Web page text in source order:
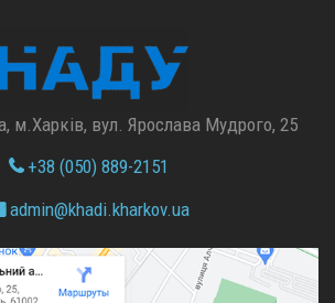
м.Харків, вул. Ярослава Мудрого, 25
+38 (050) 889-2151
admin@khadi.kharkov.ua